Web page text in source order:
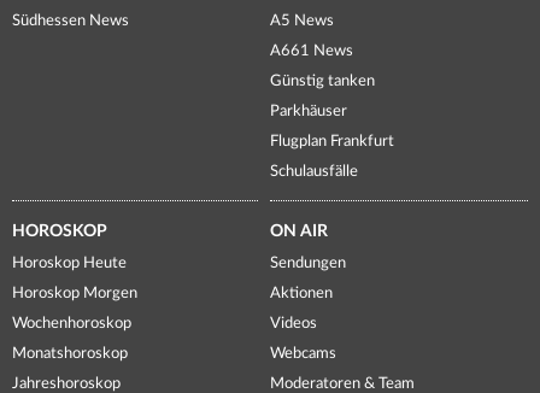
Südhessen News
A5 News
A661 News
Günstig tanken
Parkhäuser
Flugplan Frankfurt
Schulausfälle
HOROSKOP
Horoskop Heute
Horoskop Morgen
Wochenhoroskop
Monatshoroskop
Jahreshoroskop
ON AIR
Sendungen
Aktionen
Videos
Webcams
Moderatoren & Team